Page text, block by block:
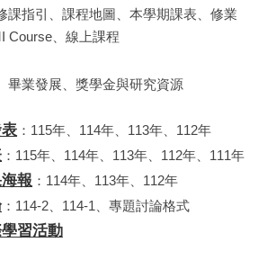
課指引、課程地圖、本學期課表、修業
Course、線上課程
畢業發展、獎學金與研究資源
：115年、114年、113年、112年
：115年、114年、113年、112年、111年
報 ：114年、113年、112年
：114-2、114-1、專題討論格式
習活動